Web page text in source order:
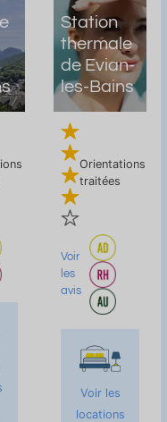
Station
thermale
de Evian-
les-Bains
Orientations
traitées
Voir
les
avis
Voir les
locations